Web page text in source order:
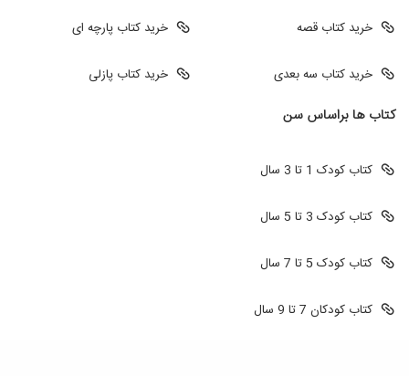
خرید کتاب قصه
خرید کتاب سه بعدی
خرید کتاب پارچه ای
خرید کتاب پازلی
کتاب ها براساس سن
کتاب کودک 1 تا 3 سال
کتاب کودک 3 تا 5 سال
کتاب کودک 5 تا 7 سال
کتاب کودکان 7 تا 9 سال